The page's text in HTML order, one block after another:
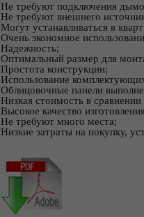
Не требуют подключения
Не требуют внешнего
Могут устанавливаться в
Очень экономное
Надежность;
Оптимальный размер для
Простота конструкции;
Использование
Облицовочные панели
Низкая стоимость в
Высокое качество
Не требуют много места;
Низкие затраты на покупку,